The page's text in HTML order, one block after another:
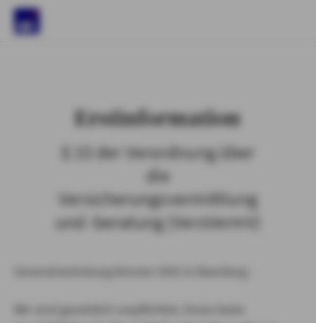
Erstinformation
§ 15 der Verordnung über
die
Versicherungsvermittlung
und -beratung (VersVermV)